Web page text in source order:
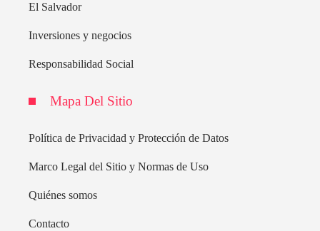
El Salvador
Inversiones y negocios
Responsabilidad Social
Mapa Del Sitio
Política de Privacidad y Protección de Datos
Marco Legal del Sitio y Normas de Uso
Quiénes somos
Contacto